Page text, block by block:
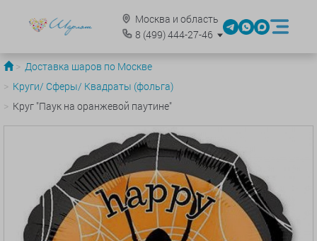
Москва и область
8 (499)444-27-46
Доставка шаров по Москве
Круги/ Сферы/ Квадраты (фольга)
Круг "Паук на оранжевой паутине"